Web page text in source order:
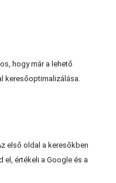
hogy már a lehető
keresőoptimalizálása.
első oldal a keresőkben
el, értékeli a Google és a